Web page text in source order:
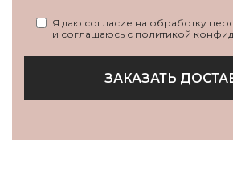
Я даю согласие на обработку
и соглашаюсь с политикой
ЗАКАЗАТЬ